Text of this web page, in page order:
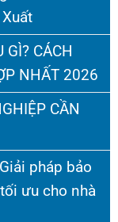
CÁCH
NHẤT 2026
CẦN
pháp bảo
ưu cho nhà